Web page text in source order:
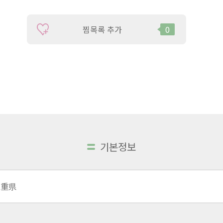
찜목록 추가 0
기본정보
県